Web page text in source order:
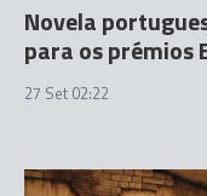
Novela
para os prémios
27 Set 02:22